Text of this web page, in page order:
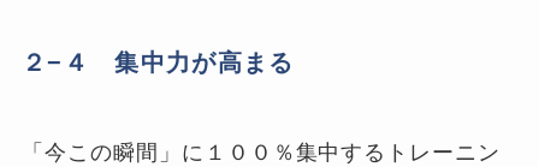
２−４ 集中力が高まる
「今この瞬間」に１００％集中するトレーニン